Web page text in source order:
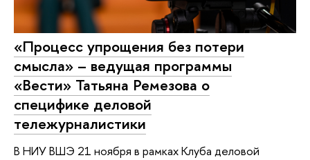
«Процесс упрощения без потери
смысла» – ведущая программы
«Вести» Татьяна Ремезова о
специфике деловой
тележурналистики
В НИУ ВШЭ 21 ноября в рамках Клуба деловой